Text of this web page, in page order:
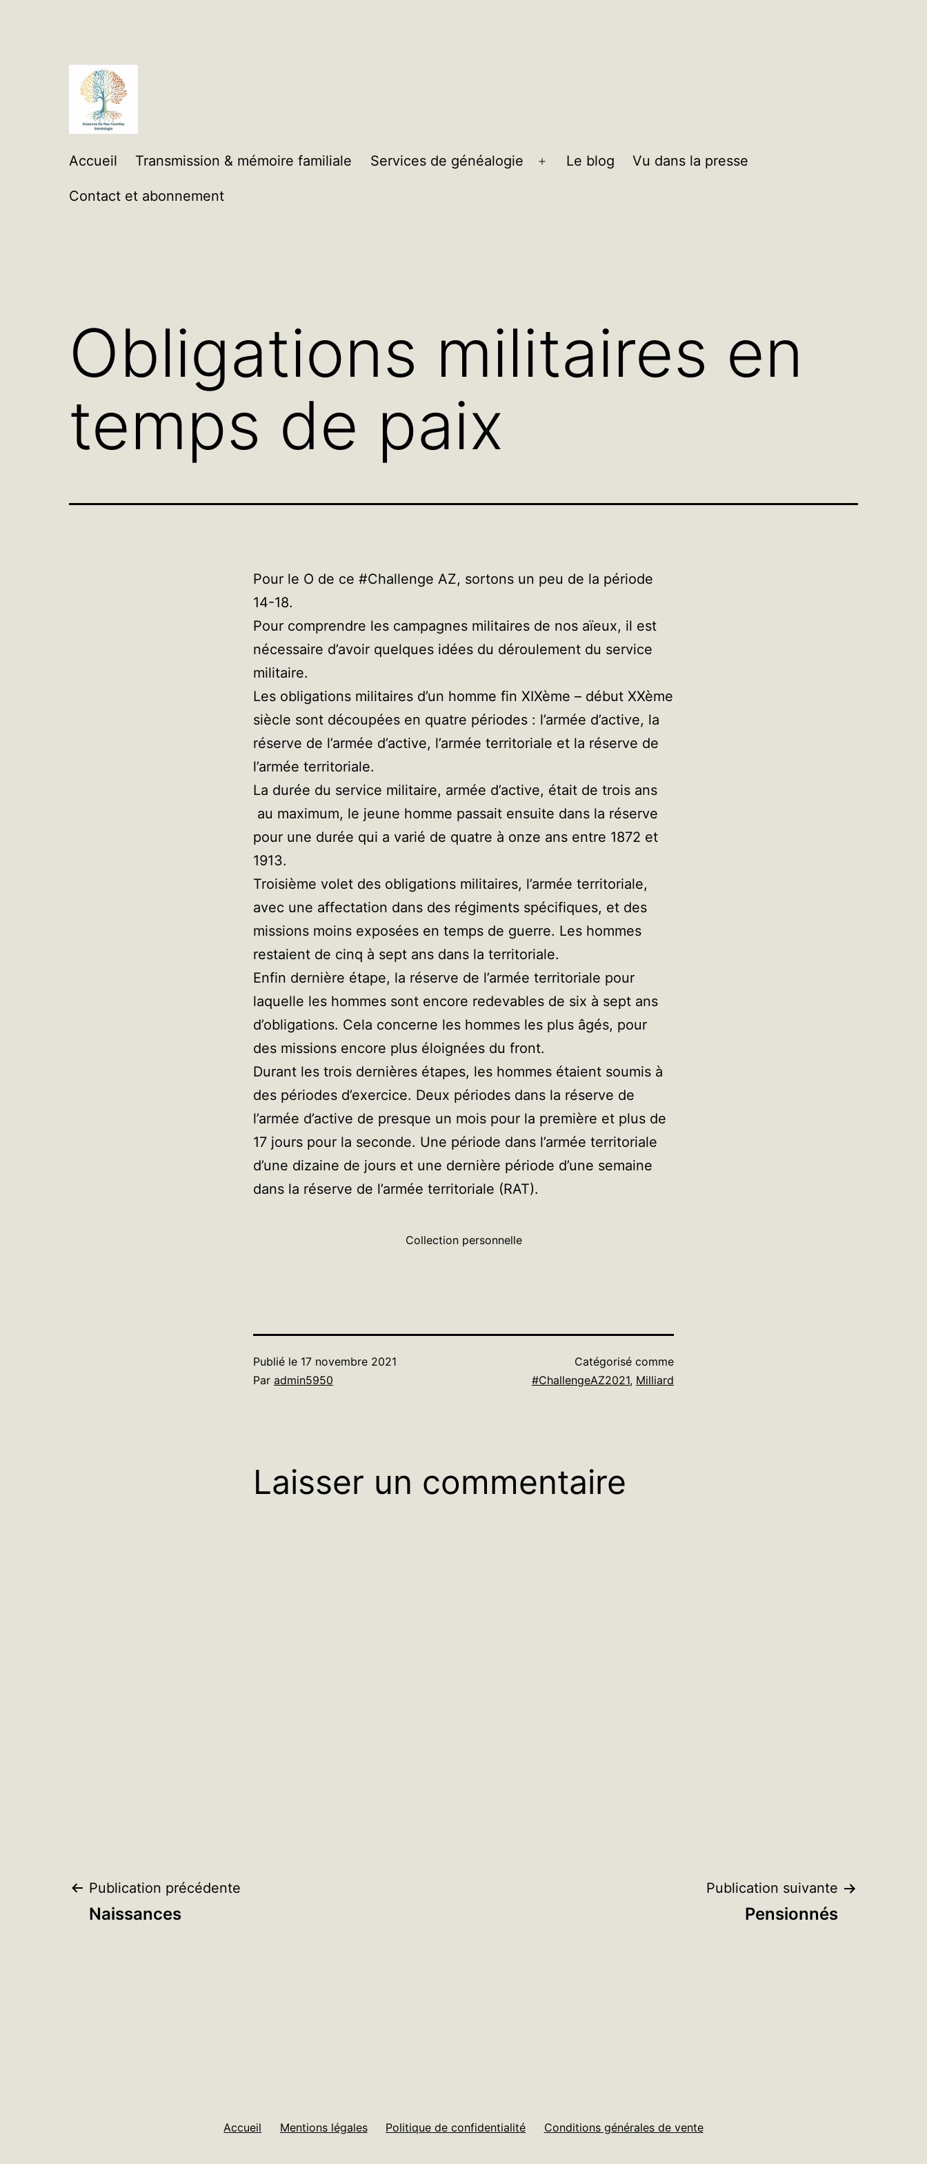
Histoires
Nos
Accueil Transmission & mémoire familiale Services de généalogie
Ouvrir
Le blog Vu dans la presse
Contact et abonnement
Obligations militaires en
temps de paix
Pour le O de ce #Challenge AZ, sortons un peu de la période
14-18.
Pour comprendre les campagnes militaires de nos aïeux, il est
nécessaire d’avoir quelques idées du déroulement du service
militaire.
Les obligations militaires d’un homme fin XIXème – début XXème
siècle sont découpées en quatre périodes : l’armée d’active, la
réserve de l’armée d’active, l’armée territoriale et la réserve de
l’armée territoriale.
La durée du service militaire, armée d’active, était de trois ans
au maximum, le jeune homme passait ensuite dans la réserve
pour une durée qui a varié de quatre à onze ans entre 1872 et
1913.
Troisième volet des obligations militaires, l’armée territoriale,
avec une affectation dans des régiments spécifiques, et des
missions moins exposées en temps de guerre. Les hommes
restaient de cinq à sept ans dans la territoriale.
Enfin dernière étape, la réserve de l’armée territoriale pour
laquelle les hommes sont encore redevables de six à sept ans
d’obligations. Cela concerne les hommes les plus âgés, pour
des missions encore plus éloignées du front.
Durant les trois dernières étapes, les hommes étaient soumis à
des périodes d’exercice. Deux périodes dans la réserve de
l’armée d’active de presque un mois pour la première et plus de
17 jours pour la seconde. Une période dans l’armée territoriale
d’une dizaine de jours et une dernière période d’une semaine
dans la réserve de l’armée territoriale (RAT).
Collection personnelle
Publié le 17 novembre 2021
Par admin5950
Catégorisé comme
#ChallengeAZ2021, Milliard
Laisser un commentaire
Navigation
Publication précédente
Naissances
Publication suivante
Pensionnés
Accueil Mentions légales Politique de confidentialité Conditions générales de vente